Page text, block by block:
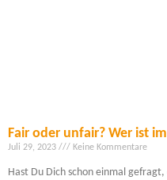
Fair oder unfair? Wer ist
Juli 29, 2023 Keine Kommentare
Hast Du Dich schon einmal